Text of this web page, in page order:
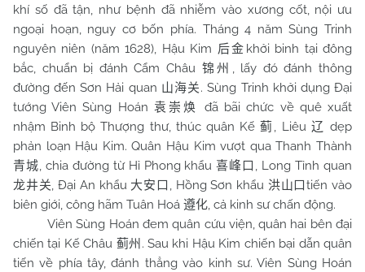
khí số đã tận, như bệnh đã nhiễm vào xương cốt, nội ưu
ngoại hoạn, nguy cơ bốn phía. Tháng 4 năm Sùng Trinh
nguyên niên (năm 1628), Hậu Kim 后金 khởi binh tại đông
bắc, chuẩn bị đánh Cẩm Châu 锦州 , lấy đó đánh thông
đường đến Sơn Hải quan 山海关. Sùng Trinh khởi dụng Đại
tướng Viên Sùng Hoán 袁崇焕
đã bãi chức về quê xuất
nhậm Binh bộ Thượng thư, thúc quân Kế蓟 , Liêu 辽 dẹp
phản loạn Hậu Kim. Quân Hậu Kim vượt qua Thanh Thành
青城, chia đường từ Hỉ Phong khẩu喜峰口 , Long Tỉnh quan
龙井关, Đại An khẩu 大安口 , Hồng Sơn khẩu 洪山口tiến vào
biên giới, công hãm Tuân Hoá 遵化, cả kinh sư chấn động.
Viên Sùng Hoán đem quân cứu viện, quân hai bên đại
chiến tại Kế Châu 蓟州 . Sau khi Hậu Kim chiến bại dẫn quân
tiến về phía tây, đánh thẳng vào kinh sư. Viên Sùng Hoán